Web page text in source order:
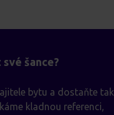
šance?
bytu a dostaňte tak
kladnou referenci,